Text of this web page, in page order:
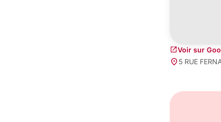
open_in_newVoir sur
place 5 RUE